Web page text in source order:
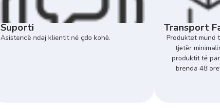
Suporti
Asistencë ndaj klientit në çdo kohë.
Transport
Produktet mund
tjetër
produktit të
brenda 48